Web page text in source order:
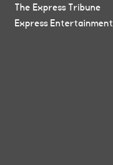
The Express Tribune
Express Entertainment